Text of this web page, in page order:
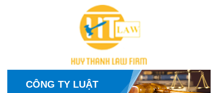
CÔNG TY LUẬT